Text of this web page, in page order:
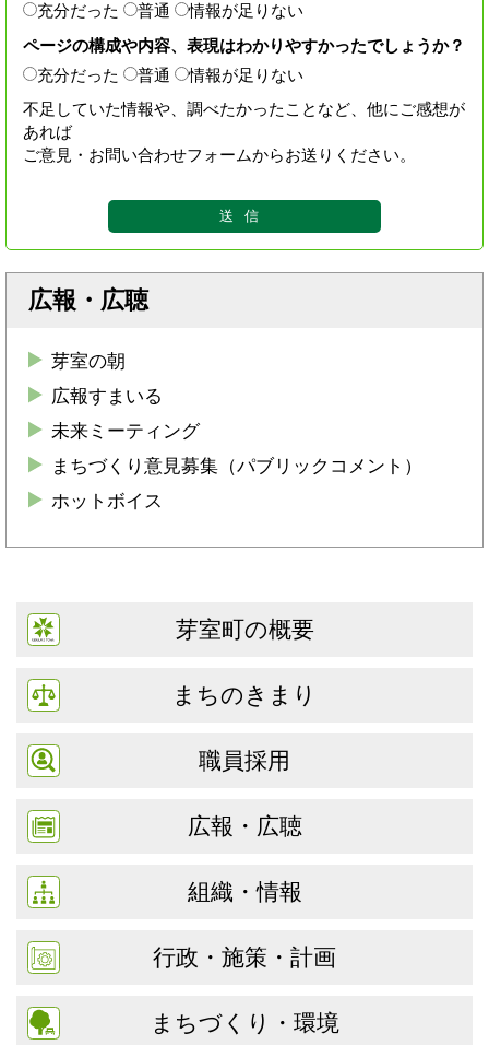
充分だった
普通
情報が足りない
ページの構成や内容、表現はわかりやすかったでしょうか？
充分だった
普通
情報が足りない
不足していた情報や、調べたかったことなど、他にご感想が
あれば
ご意見・お問い合わせフォームからお送りください。
広報・広聴
芽室の朝
広報すまいる
未来ミーティング
まちづくり意見募集（パブリックコメント）
ホットボイス
芽室町の概要
まちのきまり
職員採用
広報・広聴
組織・情報
行政・施策・計画
まちづくり・環境